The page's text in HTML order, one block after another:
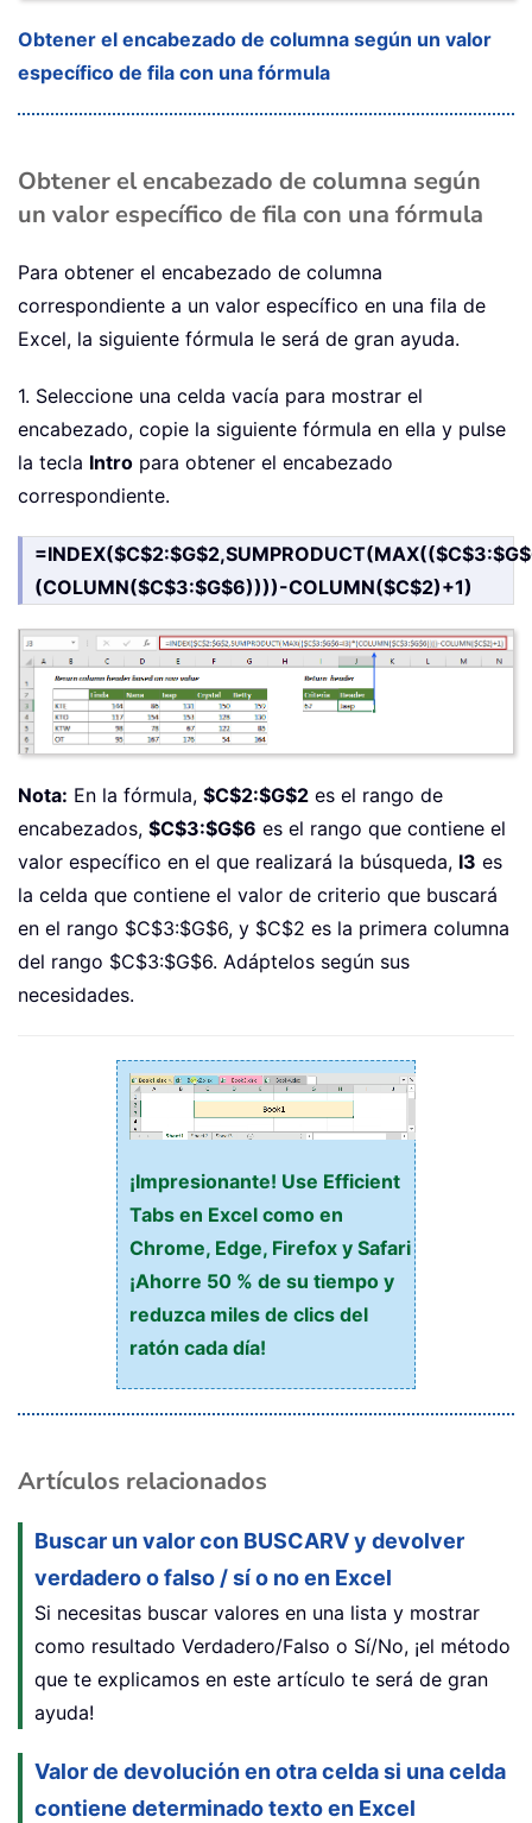
Obtener el encabezado de columna según un valor
específico de fila con una fórmula
Obtener el encabezado de columna según
un valor específico de fila con una fórmula
Para obtener el encabezado de columna
correspondiente a un valor específico en una fila de
Excel, la siguiente fórmula le será de gran ayuda.
1. Seleccione una celda vacía para mostrar el
encabezado, copie la siguiente fórmula en ella y pulse
la tecla Intro para obtener el encabezado
correspondiente.
(COLUMN($C$3:$G$6))))-COLUMN($C$2)+1)
Nota: En la fórmula, $C$2:$G$2 es el rango de
encabezados, $C$3:$G$6 es el rango que contiene el
valor específico en el que realizará la búsqueda, I3 es
la celda que contiene el valor de criterio que buscará
en el rango $C$3:$G$6, y $C$2 es la primera columna
del rango $C$3:$G$6. Adáptelos según sus
necesidades.
¡Impresionante! Use Efficient
Tabs en Excel como en
Chrome, Edge, Firefox y Safari
¡Ahorre 50 % de su tiempo y
reduzca miles de clics del
ratón cada día!
Artículos relacionados
Buscar un valor con BUSCARV y devolver
verdadero o falso / sí o no en Excel
Si necesitas buscar valores en una lista y mostrar
como resultado Verdadero/Falso o Sí/No, ¡el método
que te explicamos en este artículo te será de gran
ayuda!
Valor de devolución en otra celda si una celda
contiene determinado texto en Excel